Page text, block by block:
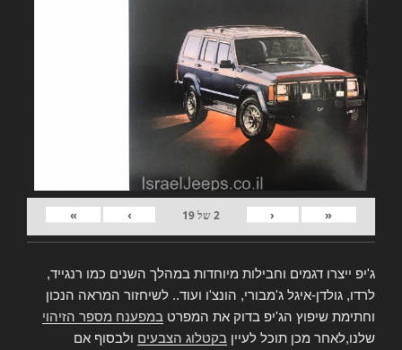
«
‹
2של19
›
»
ג'יפ ייצרו דגמים וחבילות מיוחדות במהלך השנים כמו רנגייד,
לרדו, גולדן-איגל ג'מבורי, הונצ'ו ועוד.. לשיחזור המראה הנכון
וחתימת שיפוץ הג'יפ בדוק את המפרט במפענח מספר הזיהוי
שלנו,לאחר מכן תוכל לעיין בקטלוג הצבעים ולבסוף אם